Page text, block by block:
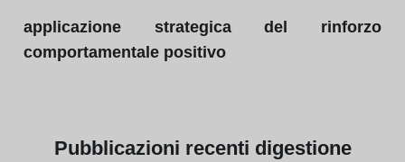
applicazione strategica del rinforzo
comportamentale positivo
Pubblicazioni recenti digestione